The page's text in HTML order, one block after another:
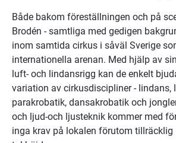
Både bakom föreställningen och på
Brodén - samtliga med gedigen
inom samtida cirkus i såväl Sverige
internationella arenan. Med hjälp av
luft- och lindansrigg kan de enkelt
variation av cirkusdiscipliner - lindans,
parakrobatik, dansakrobatik och
och ljud-och ljusteknik kommer med
inga krav på lokalen förutom tillräcklig